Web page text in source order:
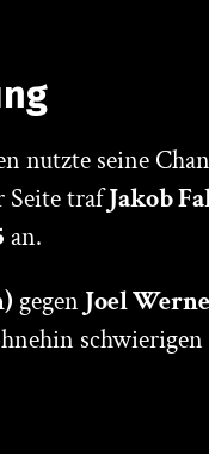
nutzte seine
Seite trafJakob
an.
gegen Joel
schwierigen